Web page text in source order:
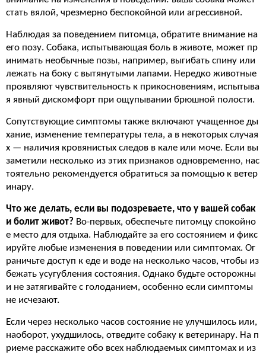
стать вялой, чрезмерно беспокойной или агрессивной.
Наблюдая за поведением питомца, обратите внимание на
его позу. Собака, испытывающая боль в животе, может пр
инимать необычные позы, например, выгибать спину или
лежать на боку с вытянутыми лапами. Нередко животные
проявляют чувствительность к прикосновениям, испытыва
я явный дискомфорт при ощупывании брюшной полости.
Сопутствующие симптомы также включают учащенное ды
хание, изменение температуры тела, а в некоторых случая
х — наличия кровянистых следов в кале или моче. Если вы
заметили несколько из этих признаков одновременно, нас
тоятельно рекомендуется обратиться за помощью к ветер
инару.
Что же делать, если вы подозреваете, что у вашей собак
и болит живот? Во-первых, обеспечьте питомцу спокойно
е место для отдыха. Наблюдайте за его состоянием и фикс
ируйте любые изменения в поведении или симптомах. Ог
раничьте доступ к еде и воде на несколько часов, чтобы из
бежать усугубления состояния. Однако будьте осторожны
и не затягивайте с голоданием, особенно если симптомы
не исчезают.
Если через несколько часов состояние не улучшилось или,
наоборот, ухудшилось, отведите собаку к ветеринару. На п
риеме расскажите обо всех наблюдаемых симптомах и из